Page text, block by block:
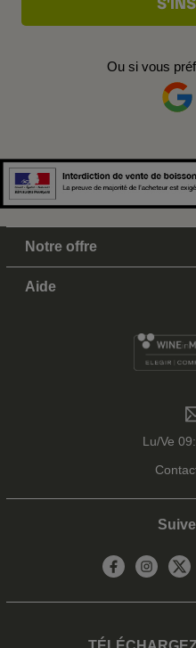
Ou si vous
Notre offre
Aide
Lu/Ve